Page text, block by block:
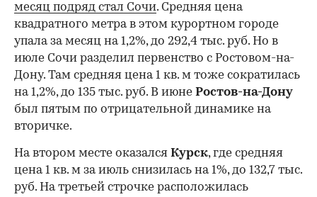
месяц подряд стал Сочи. Средняя цена
квадратного метра в этом курортном городе
упала за месяц на 1,2%, до 292,4 тыс. руб. Но в
июле Сочи разделил первенство с Ростовом-на-
Дону. Там средняя цена 1 кв. м тоже сократилась
на 1,2%, до 135 тыс. руб. В июне Ростов-на-Дону
был пятым по отрицательной динамике на
вторичке.
На втором месте оказался Курск, где средняя
цена 1 кв. м за июль снизилась на 1%, до 132,7 тыс.
руб. На третьей строчке расположилась